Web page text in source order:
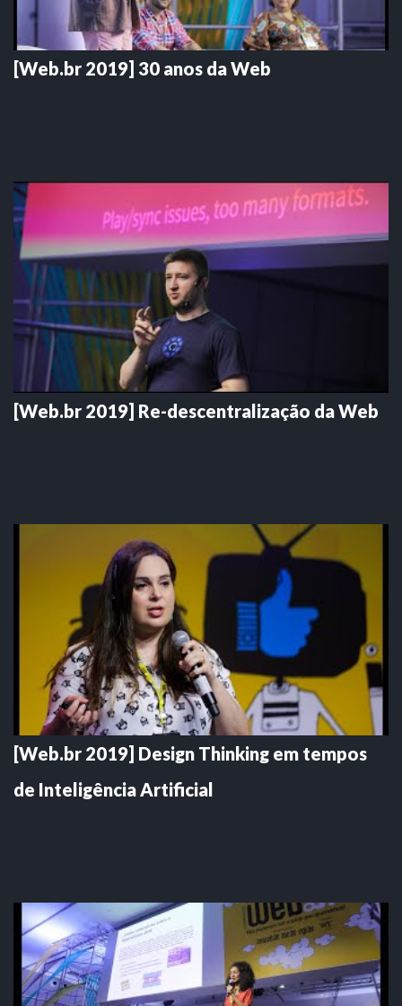
[Web.br 2019] 30 anos da Web
[Web.br 2019] Re-descentralização da Web
[Web.br 2019] Design Thinking em tempos
de Inteligência Artificial